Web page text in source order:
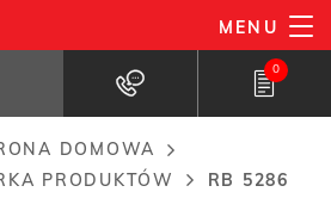
MENU
0
DODAJ DO MOJEJ
DOMOWA
PRODUKTÓW
RB 5286